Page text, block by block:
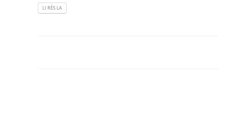
LI RÈS LA